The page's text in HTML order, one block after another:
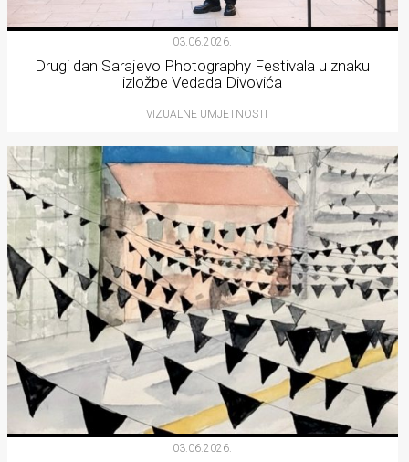
03.06.2026.
Drugi dan Sarajevo Photography Festivala u znaku
izložbe Vedada Divovića
VIZUALNE UMJETNOSTI
03.06.2026.